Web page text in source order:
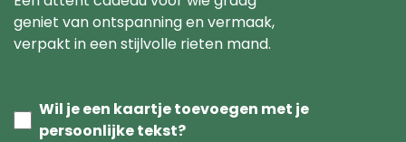
geniet van ontspanning en vermaak,
verpakt in een stijlvolle rieten mand.
Wil je een kaartje toevoegen met je
persoonlijke tekst?